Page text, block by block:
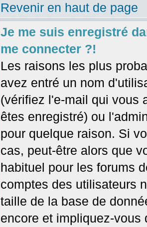
Revenir en haut de page
Je me suis enregistré
me connecter ?!
Les raisons les plus
avez entré un nom
(vérifiez l'e-mail qui vous
êtes enregistré) ou
pour quelque raison. Si
cas, peut-être alors que
habituel pour les forums
comptes des utilisateurs
taille de la base de
encore et impliquez-